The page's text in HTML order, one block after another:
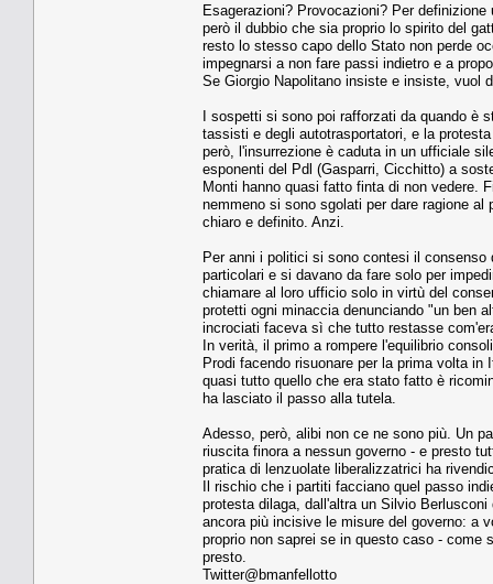
Esagerazioni? Provocazioni? Per
però il dubbio che sia proprio lo spirito del
resto lo stesso capo dello Stato non perde
impegnarsi a non fare passi indietro e a
Se Giorgio Napolitano insiste e insiste, vuol
I sospetti si sono poi rafforzati da quando è
tassisti e degli autotrasportatori, e la
però, l'insurrezione è caduta in un ufficiale
esponenti del Pdl (Gasparri, Cicchitto) a
Monti hanno quasi fatto finta di non vedere.
nemmeno si sono sgolati per dare ragione
chiaro e definito. Anzi.
Per anni i politici si sono contesi il
particolari e si davano da fare solo per
chiamare al loro ufficio solo in virtù del
protetti ogni minaccia denunciando "un ben
incrociati faceva sì che tutto restasse
In verità, il primo a rompere l'equilibrio
Prodi facendo risuonare per la prima volta
quasi tutto quello che era stato fatto è
ha lasciato il passo alla tutela.
Adesso, però, alibi non ce ne sono più. Un
riuscita finora a nessun governo - e presto
pratica di lenzuolate liberalizzatrici ha
Il rischio che i partiti facciano quel passo
protesta dilaga, dall'altra un Silvio
ancora più incisive le misure del governo: a
proprio non saprei se in questo caso -
presto.
Twitter@bmanfellotto